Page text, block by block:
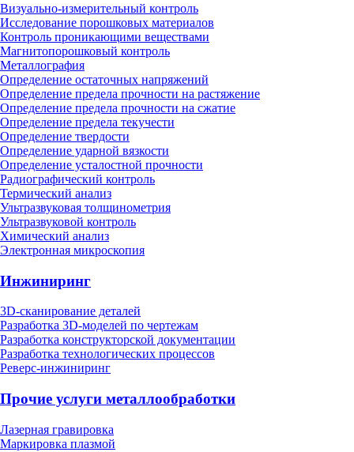
Визуально-измерительный контроль
Исследование порошковых материалов
Контроль проникающими веществами
Магнитопорошковый контроль
Металлография
Определение остаточных напряжений
Определение предела прочности на растяжение
Определение предела прочности на сжатие
Определение предела текучести
Определение твердости
Определение ударной вязкости
Определение усталостной прочности
Радиографический контроль
Термический анализ
Ультразвуковая толщинометрия
Ультразвуковой контроль
Химический анализ
Электронная микроскопия
Инжиниринг
3D-сканирование деталей
Разработка 3D-моделей по чертежам
Разработка конструкторской документации
Разработка технологических процессов
Реверс-инжиниринг
Прочие услуги металлообработки
Лазерная гравировка
Маркировка плазмой